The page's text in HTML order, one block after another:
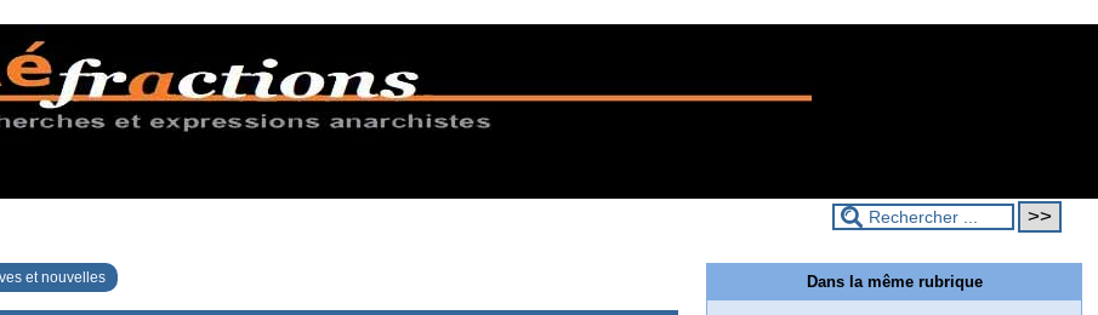
et nouvelles Dans la même rubrique